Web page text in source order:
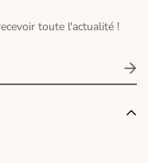
toute l'actualité !